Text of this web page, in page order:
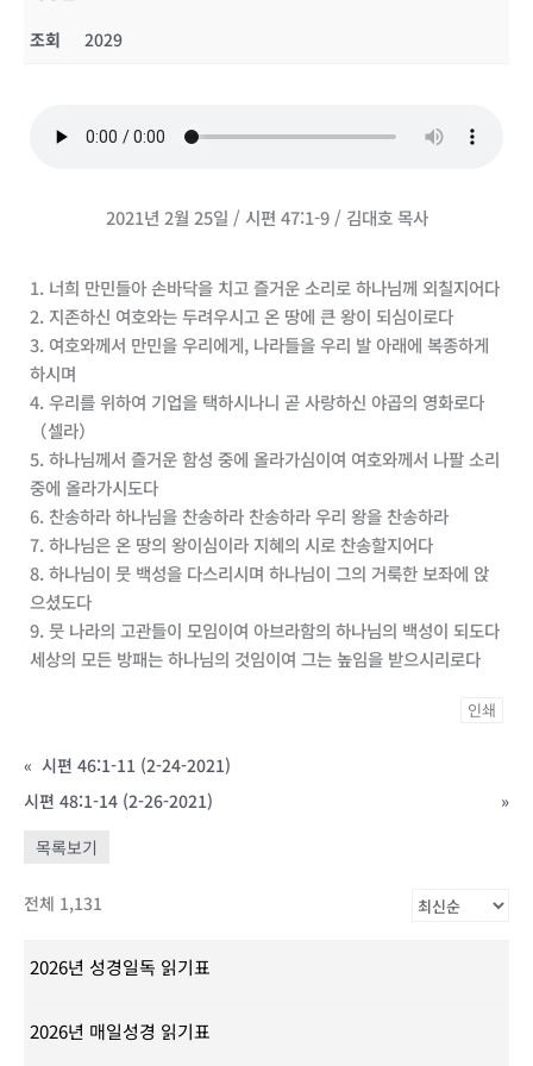
조회
2029
2021년 2월 25일 / 시편 47:1-9 / 김대호 목사
1. 너희 만민들아 손바닥을 치고 즐거운 소리로 하나님께 외칠지어다
2. 지존하신 여호와는 두려우시고 온 땅에 큰 왕이 되심이로다
3. 여호와께서 만민을 우리에게, 나라들을 우리 발 아래에 복종하게
하시며
4. 우리를 위하여 기업을 택하시나니 곧 사랑하신 야곱의 영화로다
（셀라）
5. 하나님께서 즐거운 함성 중에 올라가심이여 여호와께서 나팔 소리
중에 올라가시도다
6. 찬송하라 하나님을 찬송하라 찬송하라 우리 왕을 찬송하라
7. 하나님은 온 땅의 왕이심이라 지혜의 시로 찬송할지어다
8. 하나님이 뭇 백성을 다스리시며 하나님이 그의 거룩한 보좌에 앉
으셨도다
9. 뭇 나라의 고관들이 모임이여 아브라함의 하나님의 백성이 되도다
세상의 모든 방패는 하나님의 것임이여 그는 높임을 받으시리로다
인쇄
« 시편 46:1-11 (2-24-2021)
시편 48:1-14 (2-26-2021)
»
목록보기
전체 1,131
2026년 성경일독 읽기표
2026년 매일성경 읽기표